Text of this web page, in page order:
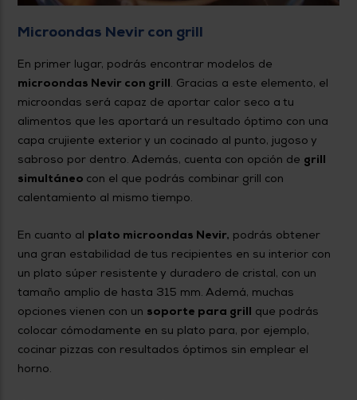
Microondas Nevir con grill
En primer lugar, podrás encontrar modelos de
microondas Nevir con grill. Gracias a este elemento, el
microondas será capaz de aportar calor seco a tu
alimentos que les aportará un resultado óptimo con una
capa crujiente exterior y un cocinado al punto, jugoso y
sabroso por dentro. Además, cuenta con opción de grill
simultáneo con el que podrás combinar grill con
calentamiento al mismo tiempo.
En cuanto al plato microondas Nevir, podrás obtener
una gran estabilidad de tus recipientes en su interior con
un plato súper resistente y duradero de cristal, con un
tamaño amplio de hasta 315 mm. Ademá, muchas
opciones vienen con un soporte para grill que podrás
colocar cómodamente en su plato para, por ejemplo,
cocinar pizzas con resultados óptimos sin emplear el
horno.